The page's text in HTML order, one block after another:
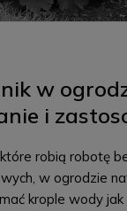
w
i
robią robotę
w ogrodzie
krople wody jak